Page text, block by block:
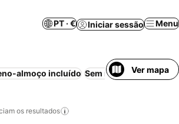
PT · € Iniciar sessão Menu
almoço incluído Sem necessidade de
Ver mapa
os resultados